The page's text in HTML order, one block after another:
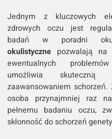
Jednym z kluczowych
zdrowych oczu jest
badań w poradni
okulistyczne pozwalają na
ewentualnych
umożliwia skuteczną
zaawansowaniem
osoba przynajmniej raz
pełnemu badaniu oczu,
skłonność do schorzeń